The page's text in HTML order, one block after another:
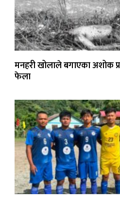
मनहरी खोलाले बगाएका अशोक
फेला